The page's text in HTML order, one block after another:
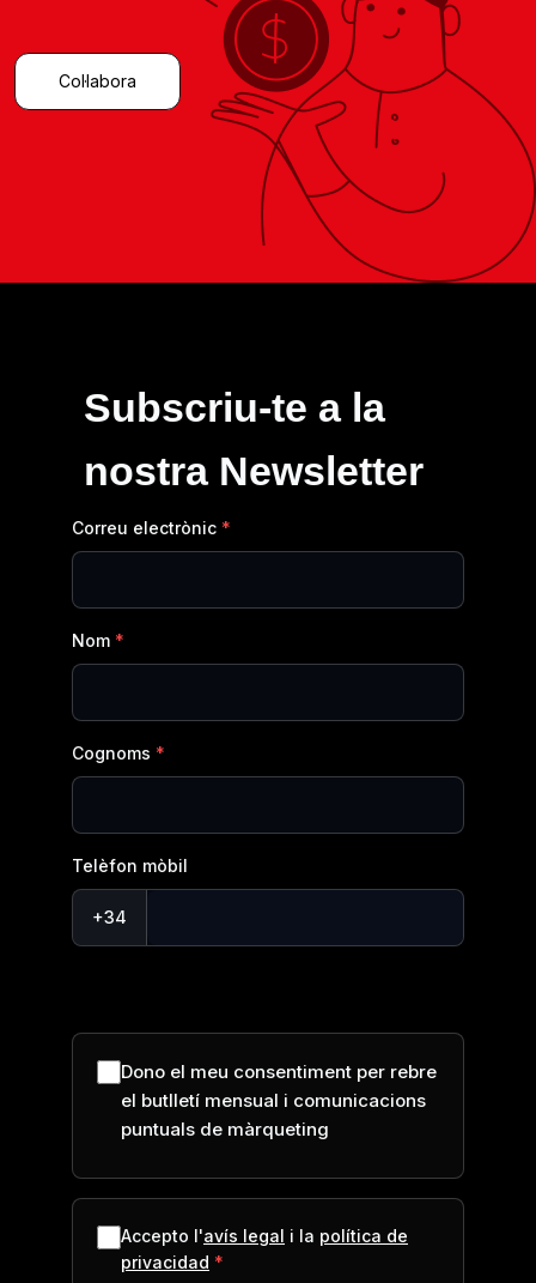
Col·labora
Subscriu-te a la
nostra Newsletter
Correu electrònic
Nom
Cognoms
Telèfon mòbil
+34
Dono el meu consentiment per rebre
el butlletí mensual i comunicacions
puntuals de màrqueting
Accepto l'avís legal i la política de
privacidad